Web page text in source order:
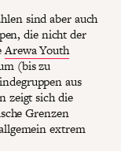
sind aber auch
die nicht der
Arewa Youth
(bis zu
aus
zeigt sich die
Grenzen
extrem